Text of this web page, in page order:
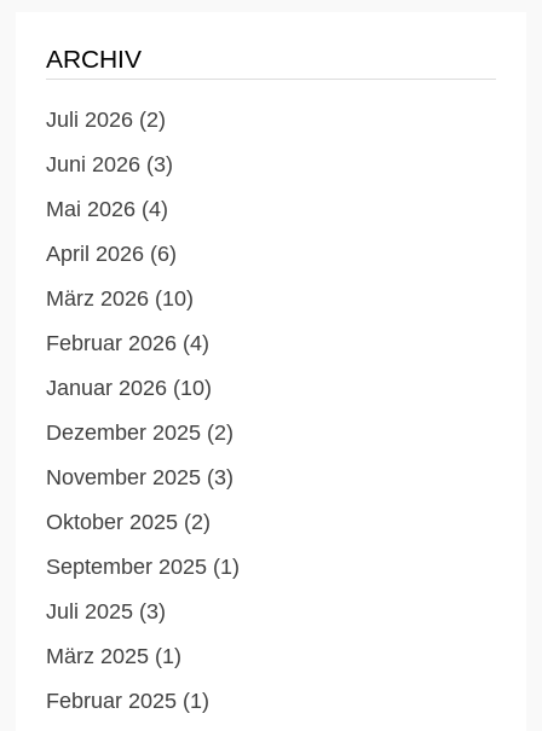
ARCHIV
Juli 2026 (2)
Juni 2026 (3)
Mai 2026 (4)
April 2026 (6)
März 2026 (10)
Februar 2026 (4)
Januar 2026 (10)
Dezember 2025 (2)
November 2025 (3)
Oktober 2025 (2)
September 2025 (1)
Juli 2025 (3)
März 2025 (1)
Februar 2025 (1)